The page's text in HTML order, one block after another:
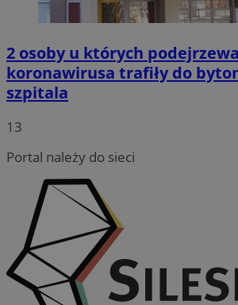
2 osoby u których
koronawirusa trafiły do
szpitala
13
Portal należy do sieci